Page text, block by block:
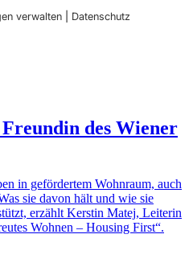
des Wiener
in gefördertem Wohnraum, auch
sie davon hält und wie sie
erzählt Kerstin Matej, Leiterin
Wohnen – Housing First“.